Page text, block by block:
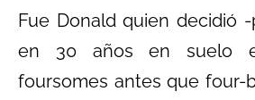
Fue Donald quien decidió
en 30 años en suelo
foursomes antes que four-